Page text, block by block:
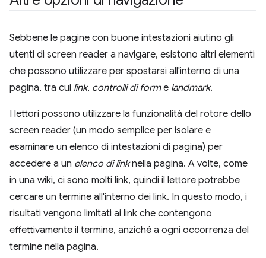
Sebbene le pagine con buone intestazioni aiutino gli
utenti di screen reader a navigare, esistono altri elementi
che possono utilizzare per spostarsi all'interno di una
pagina, tra cui link, controlli di forme landmark.
I lettori possono utilizzare la funzionalità del rotore dello
screen reader (un modo semplice per isolare e
esaminare un elenco di intestazioni di pagina) per
accedere a un elenco di linknella pagina. A volte, come
in una wiki, ci sono molti link, quindi il lettore potrebbe
cercare un termine all'interno dei link. In questo modo, i
risultati vengono limitati ai link che contengono
effettivamente il termine, anziché a ogni occorrenza del
termine nella pagina.